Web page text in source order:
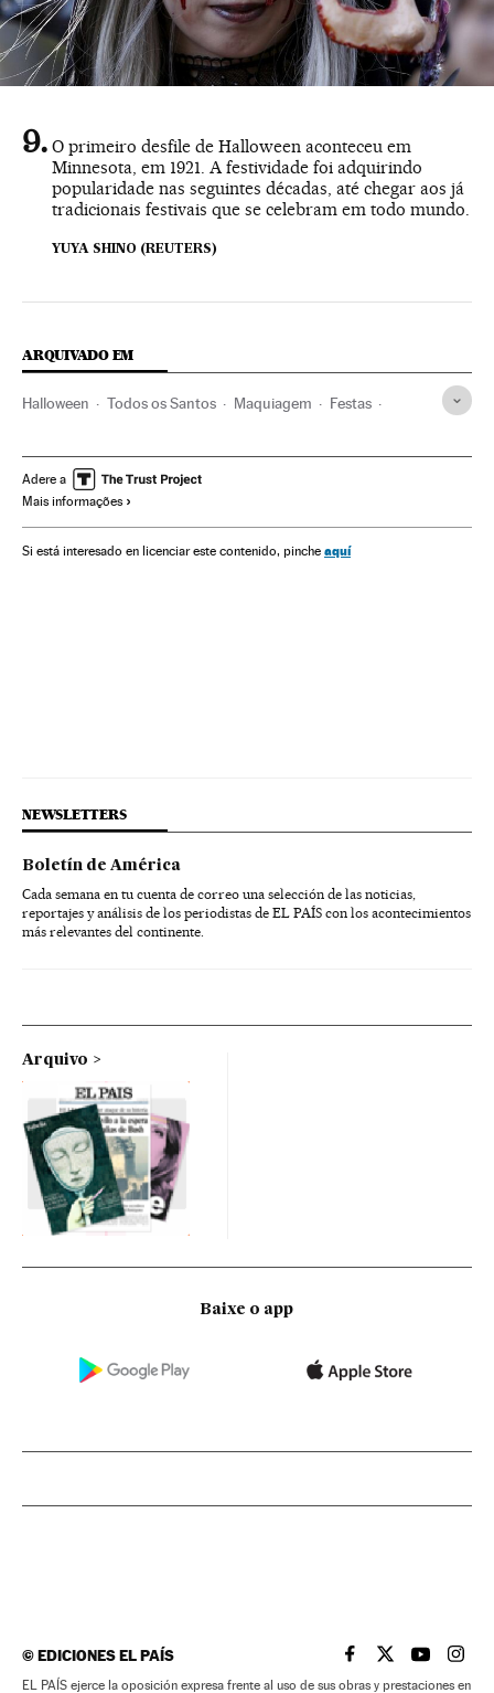
O primeiro desfile de Halloween aconteceu em
Minnesota, em 1921. A festividade foi adquirindo
popularidade nas seguintes décadas, até chegar aos já
tradicionais festivais que se celebram em todo mundo.
YUYA SHINO (REUTERS)
ARQUIVADO EM
Halloween Todos os Santos Maquiagem Festas
Sociedade
Adere a
Mais informações
Si está interesado en licenciar este contenido, pinche aquí
NEWSLETTERS
Boletín de América
Cada semana en tu cuenta de correo una selección de las noticias,
reportajes y análisis de los periodistas de EL PAÍS con los acontecimientos
más relevantes del continente.
Arquivo
Baixe o app
©EDICIONES EL PAÍS EL PAÍS BRASIL EN
EL PAÍSEL PAÍS
EL
EL PAÍS ejerce la oposición expresa frente al uso de sus obras y prestaciones en